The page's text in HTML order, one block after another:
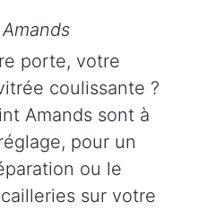
porte, votre
coulissante ?
Amands sont à
pour un
ou le
sur votre